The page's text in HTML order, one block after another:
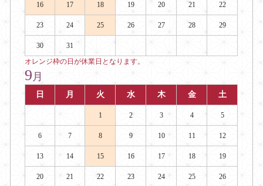
16 17 18 19 20 21 22
23 24 25 26 27 28 29
30
31
オレンジ枠の日が休業日となります。
9 月
日 月 火 水 木 金 土
1 2 3 4 5
6 7 8 9 10 11 12
13 14 15 16 17 18 19
20 21 22 23 24 25 26